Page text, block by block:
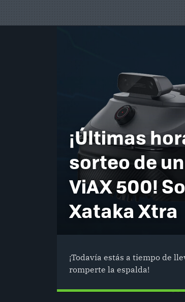
¡Últimas
sorteo de
ViAX 500!
Xataka Xtra
¡Todavía estás a tiempo de
romperte la espalda!